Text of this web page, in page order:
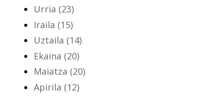
Urria (23)
Iraila (15)
Uztaila (14)
Ekaina (20)
Maiatza (20)
Apirila (12)